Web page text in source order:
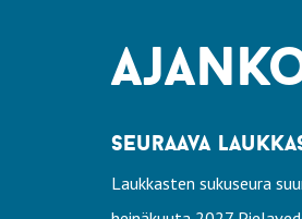
seuraava
Laukkasten sukuseura